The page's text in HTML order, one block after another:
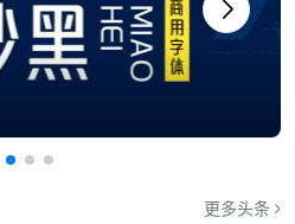
更多头条